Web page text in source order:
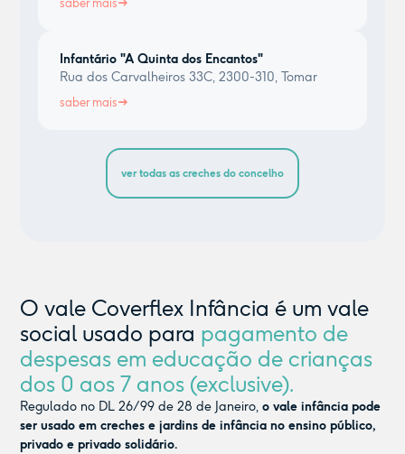
saber mais
Infantário "A Quinta dos Encantos"
Rua dos Carvalheiros 33C, 2300-310, Tomar
saber mais
ver todas as creches do concelho
O vale Coverflex Infância é um vale
social usado para pagamento de
despesas em educação de crianças
dos 0 aos 7 anos (exclusive).
Regulado no DL 26/99 de 28 de Janeiro,o vale infância pode
ser usado em creches e jardins de infância no ensino público,
privado e privado solidário.